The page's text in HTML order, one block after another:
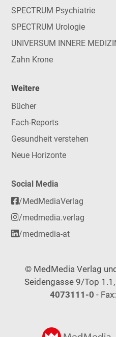
SPECTRUM Psychiatrie
SPECTRUM Urologie
UNIVERSUM INNERE
Zahn Krone
Weitere
Bücher
Fach-Reports
Gesundheit verstehen
Neue Horizonte
Social Media
/MedMediaVerlag
/medmedia.verlag
/medmedia-at
© MedMedia Verlag
Seidengasse 9/Top
4073111-0 -